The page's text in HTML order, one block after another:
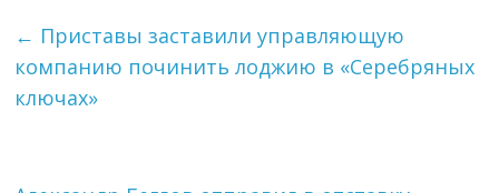
← Приставы заставили управляющую
компанию починить лоджию в «Серебряных
ключах»